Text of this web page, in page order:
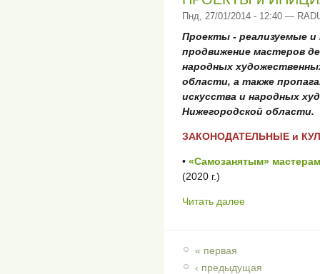
Пнд, 27/01/2014 - 12:40 —
Проекты - реализуемые и
продвижение мастеров
народных
области, а также
искусства и народных
Нижегородской области.
ЗАКОНОДАТЕЛЬНЫЕ и
• «Самозанятым»
(2020 г.)
Читать далее
« первая
‹ предыдущая